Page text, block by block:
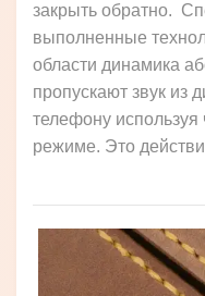
закрыть обратно.
выполненные
области динамика
пропускают звук из
телефону используя
режиме. Это